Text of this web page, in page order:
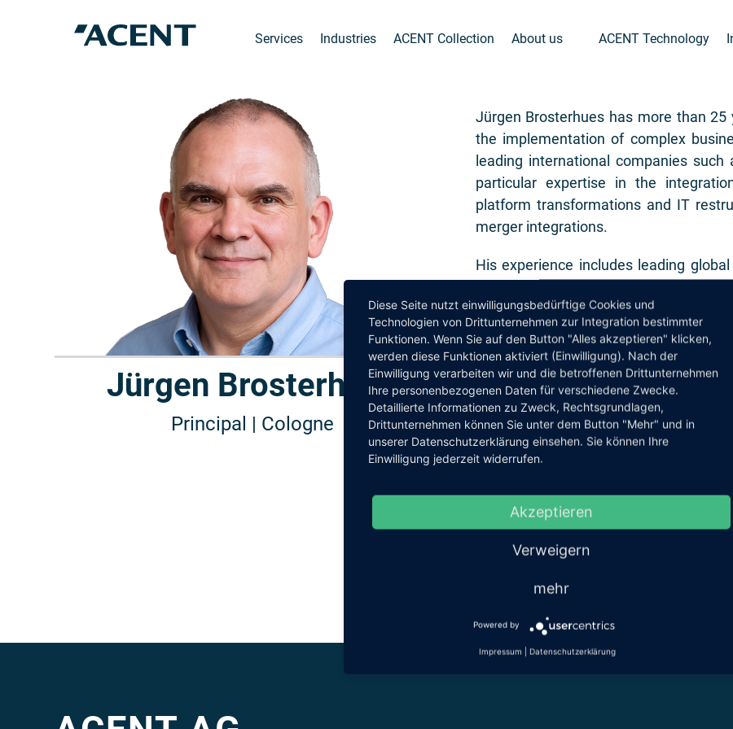
Services Industries ACENT Collection About us ACENT Technology
Jürgen Brosterhues
Principal | Cologne
Jürgen Brosterhues has more than
the implementation of complex
leading international companies
particular expertise in the
platform transformations and IT
merger integrations.
His experience includes leading
300,000 employees in 130
business models for international
consulting on the use and
the automotive and utilities industries.
At ACENT, Jürgen Brosterhues
transformations in the context of
of expertise are the holistic design
integration, the management of
delivery quality in business-critical
Diese Seite nutzt einwilligungsbedürftige Cookies und
Technologien von Drittunternehmen zur Integration bestimmter
Funktionen. Wenn Sie auf den Button "Alles akzeptieren" klicken,
werden diese Funktionen aktiviert (Einwilligung). Nach der
Einwilligung verarbeiten wir und die betroffenen Drittunternehmen
Ihre personenbezogenen Daten für verschiedene Zwecke.
Detaillierte Informationen zu Zweck, Rechtsgrundlagen,
Drittunternehmen können Sie unter dem Button "Mehr" und in
unserer Datenschutzerklärung einsehen. Sie können Ihre
Einwilligung jederzeit widerrufen.
Akzeptieren
Verweigern
mehr
Powered by
Impressum | Datenschutzerklärung